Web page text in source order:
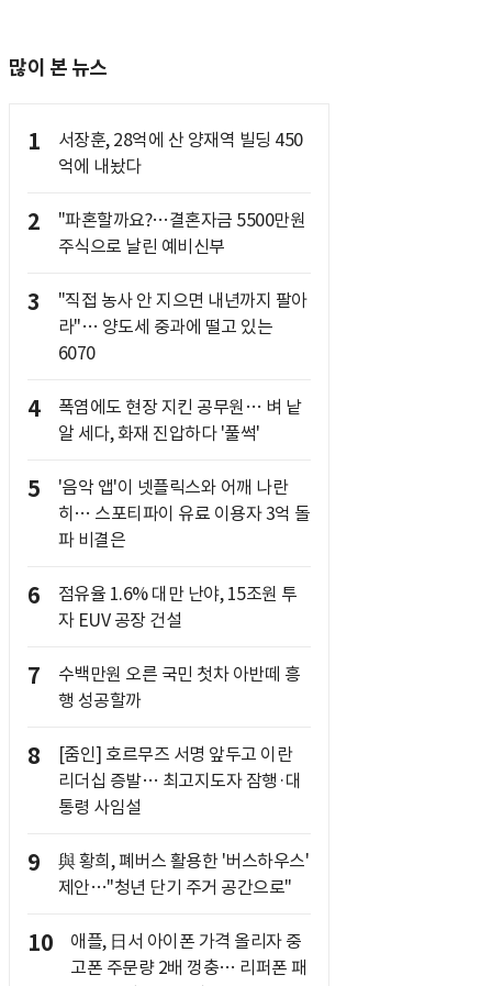
많이 본 뉴스
1
서장훈, 28억에 산 양재역 빌딩 450
억에 내놨다
2
"파혼할까요?…결혼자금 5500만원
주식으로 날린 예비신부
3
"직접 농사 안 지으면 내년까지 팔아
라"… 양도세 중과에 떨고 있는
6070
4
폭염에도 현장 지킨 공무원… 벼 낱
알 세다, 화재 진압하다 '풀썩'
5
'음악 앱'이 넷플릭스와 어깨 나란
히… 스포티파이 유료 이용자 3억 돌
파 비결은
6
점유율 1.6% 대만 난야, 15조원 투
자 EUV 공장 건설
7
수백만원 오른 국민 첫차 아반떼 흥
행 성공할까
8
[줌인] 호르무즈 서명 앞두고 이란
리더십 증발… 최고지도자 잠행·대
통령 사임설
9
與 황희, 폐버스 활용한 '버스하우스'
제안…"청년 단기 주거 공간으로"
10
애플, 日서 아이폰 가격 올리자 중
고폰 주문량 2배 껑충… 리퍼폰 패